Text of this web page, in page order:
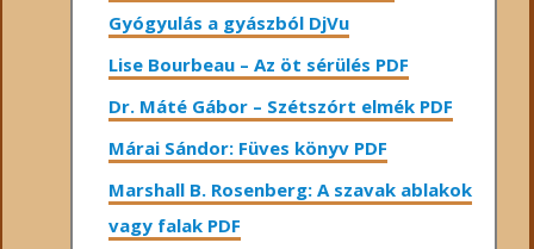
Gyógyulás a gyászból DjVu
Lise Bourbeau – Az öt sérülés PDF
Dr. Máté Gábor – Szétszórt elmék PDF
Márai Sándor: Füves könyv PDF
Marshall B. Rosenberg: A szavak ablakok
vagy falak PDF